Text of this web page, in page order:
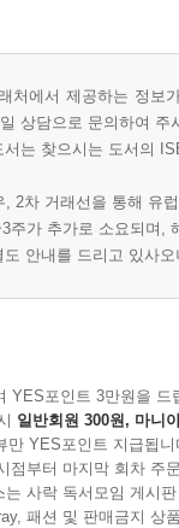
처에서 제공하는 정
상담으로 문의하여 주
는 찾으시는 도서의
2차 거래선을 통해 유
주가 추가로 소요되며,
안내를 드리고 있사
YES포인트 3만원을 드
일반회원 300원, 마니
만 YES포인트 지급됩니
점부터 마지막 회차 주
사락 독서모임 게시
패션 및 판매금지 상